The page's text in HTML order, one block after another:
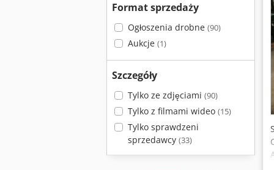
Format sprzedaży
Ogłoszenia drobne (90)
Aukcje (1)
Szczegóły
Tylko ze zdjęciami (90)
Tylko z filmami wideo (15)
Tylko sprawdzeni
sprzedawcy (33)